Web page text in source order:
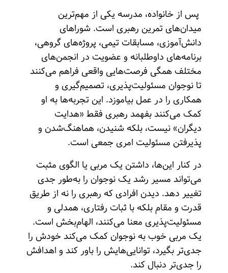
پس از خانواده، مدرسه یکی از مهم‌ترین
میدان‌های تمرین رهبری است. شوراهای
دانش‌آموزی، مسابقات تیمی، پروژه‌های گروهی،
برنامه‌های داوطلبانه و عضویت در انجمن‌های
مختلف همگی فرصت‌هایی واقعی فراهم می‌کنند
تا نوجوان مسئولیت‌پذیری، تصمیم‌گیری و
همکاری را در عمل بیاموزد. این تجربه‌ها به او
کمک می‌کنند بفهمد رهبری فقط «هدایت
دیگران» نیست، بلکه شنیدن، هماهنگ‌شدن و
پذیرفتن مسئولیت امری جمعی است.
در کنار این‌ها، داشتن یک مربی یا الگوی مثبت
می‌تواند مسیر رشد یک نوجوان را به‌طور جدی
تغییر دهد. دیدن افرادی که رهبری را نه از طریق
قدرت و مقام بلکه با ثبات رفتاری، همدلی و
مسئولیت‌پذیری معنا می‌کنند، الهام‌بخش است.
یک مربی خوب به نوجوان کمک می‌کند خودش را
جدی‌تر بگیرد، توانایی‌هایش را باور کند و اهدافش
را جدی‌تر دنبال کند.